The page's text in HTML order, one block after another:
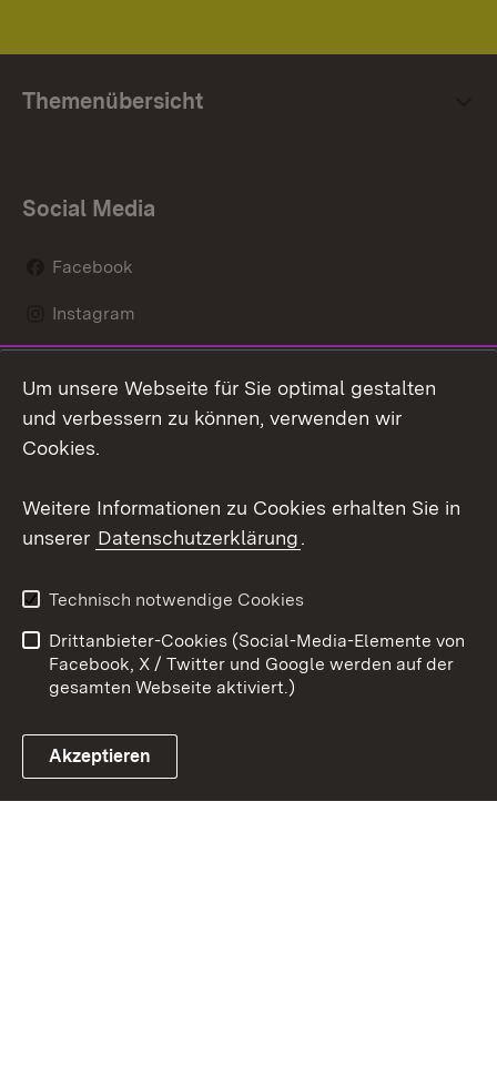
Themenübersicht
Social Media
Facebook
Instagram
Mastodon
Youtube
Link zum Landesportal
Kontakt
Datenschutz
Barrierefreiheit
Impressum Cookies
Um unsere Webseite für Sie optimal gestalten
und verbessern zu können, verwenden wir
Cookies.
Weitere Informationen zu Cookies erhalten Sie in
unserer Datenschutzerklärung.
Technisch notwendige Cookies
Drittanbieter-Cookies (Social-Media-Elemente von
Facebook, X / Twitter und Google werden auf der
gesamten Webseite aktiviert.)
Akzeptieren